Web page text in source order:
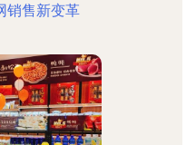
销售新变革